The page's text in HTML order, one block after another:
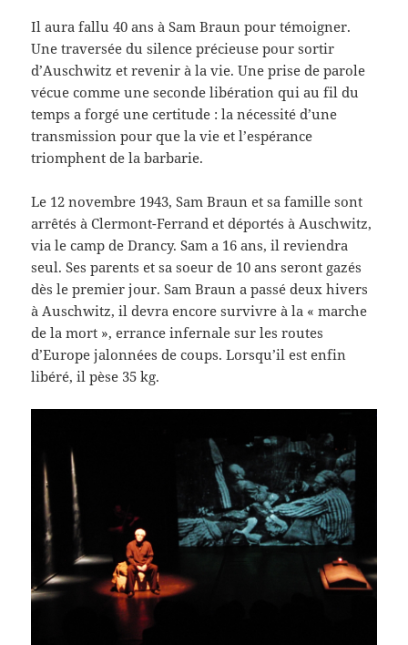
Il aura fallu 40 ans à Sam Braun pour témoigner.
Une traversée du silence précieuse pour sortir
d’Auschwitz et revenir à la vie. Une prise de parole
vécue comme une seconde libération qui au fil du
temps a forgé une certitude : la nécessité d’une
transmission pour que la vie et l’espérance
triomphent de la barbarie.
Le 12 novembre 1943, Sam Braun et sa famille sont
arrêtés à Clermont-Ferrand et déportés à Auschwitz,
via le camp de Drancy. Sam a 16 ans, il reviendra
seul. Ses parents et sa soeur de 10 ans seront gazés
dès le premier jour. Sam Braun a passé deux hivers
à Auschwitz, il devra encore survivre à la « marche
de la mort », errance infernale sur les routes
d’Europe jalonnées de coups. Lorsqu’il est enfin
libéré, il pèse 35 kg.